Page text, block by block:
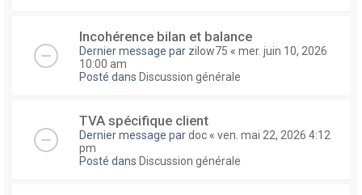
Incohérence bilan et balance
Dernier message par zilow75 « mer. juin 10, 2026
10:00 am
Posté dans Discussion générale
TVA spécifique client
Dernier message pardoc « ven. mai 22, 2026 4:12
pm
Posté dans Discussion générale